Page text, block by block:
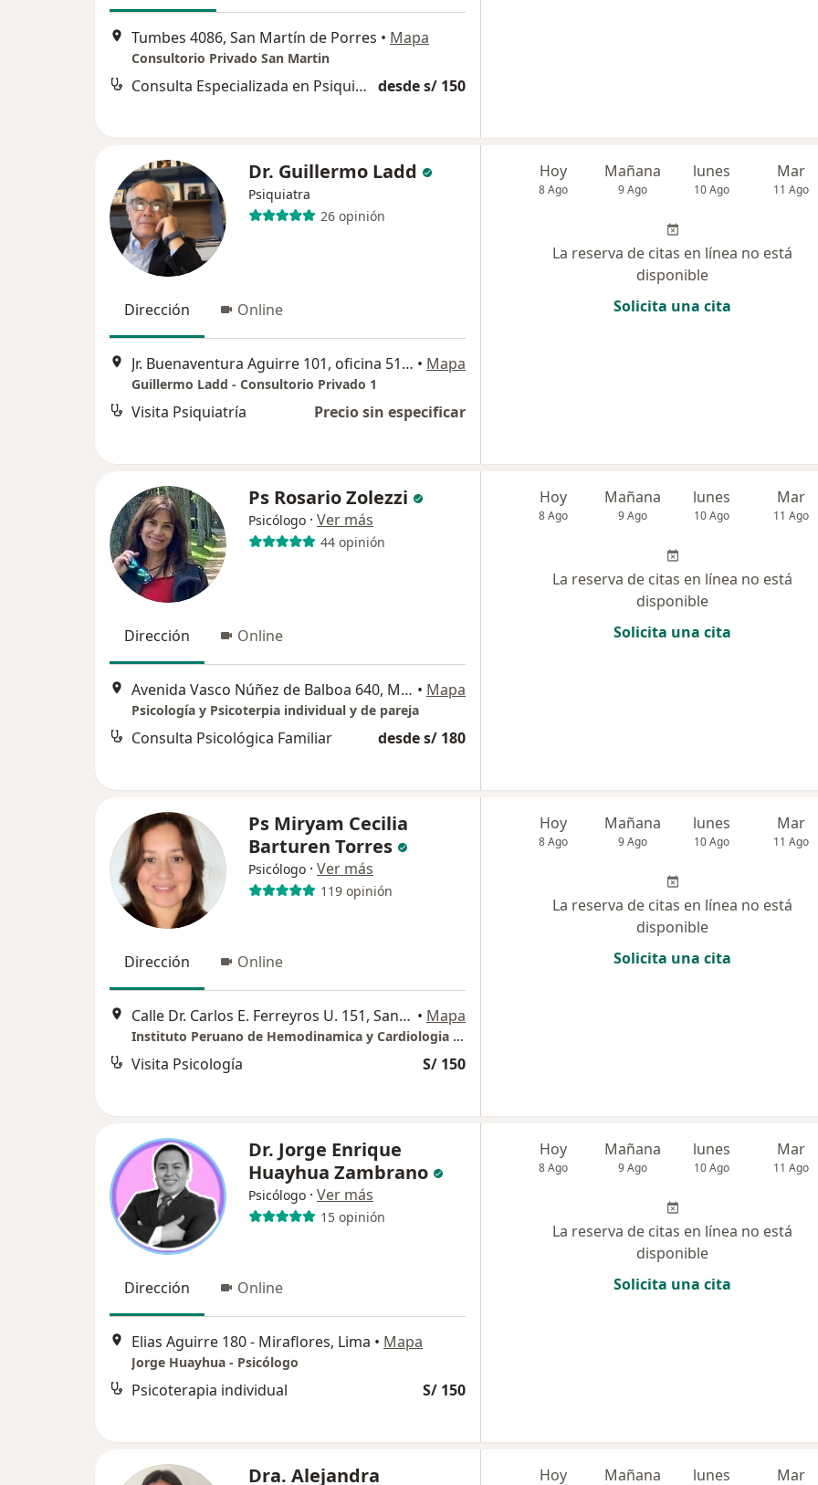
Tumbes 4086, San Martín de Porres • Mapa
Consultorio Privado San Martin
Consulta Especializada en Psiquiatría desde s/ 150
Dr. Guillermo Ladd
Psiquiatra
26 opinión
Dirección Online
Jr. Buenaventura Aguirre 101, oficina 511, Barranco, Barranco • Mapa
Guillermo Ladd - Consultorio Privado 1
Visita Psiquiatría Precio sin especificar
Hoy
8 Ago
Mañana
9 Ago
lunes
10 Ago
Mar
11 Ago
La reserva de citas en línea no está
disponible
Solicita una cita
Ps Rosario Zolezzi
Psicólogo · Ver más
44 opinión
Dirección Online
Avenida Vasco Núñez de Balboa 640, Miraflores • Mapa
Psicología y Psicoterpia individual y de pareja
Consulta Psicológica Familiar desde s/ 180
Hoy
8 Ago
Mañana
9 Ago
lunes
10 Ago
Mar
11 Ago
La reserva de citas en línea no está
disponible
Solicita una cita
Ps Miryam Cecilia
Barturen Torres
Psicólogo · Ver más
119 opinión
Dirección Online
Calle Dr. Carlos E. Ferreyros U. 151, San Isidro • Mapa
Instituto Peruano de Hemodinamica y Cardiologia Intervencionista IPHCI
Visita Psicología S/ 150
Hoy
8 Ago
Mañana
9 Ago
lunes
10 Ago
Mar
11 Ago
La reserva de citas en línea no está
disponible
Solicita una cita
Dr. Jorge Enrique
Huayhua Zambrano
Psicólogo · Ver más
15 opinión
Dirección Online
Elias Aguirre 180 - Miraflores, Lima • Mapa
Jorge Huayhua - Psicólogo
Psicoterapia individual S/ 150
Hoy
8 Ago
Mañana
9 Ago
lunes
10 Ago
Mar
11 Ago
La reserva de citas en línea no está
disponible
Solicita una cita
Dra. Alejandra Hoy Mañana lunes Mar